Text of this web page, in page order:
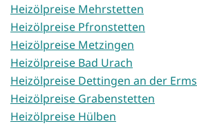
Heizölpreise Mehrstetten
Heizölpreise Pfronstetten
Heizölpreise Metzingen
Heizölpreise Bad Urach
Heizölpreise Dettingen an der Erms
Heizölpreise Grabenstetten
Heizölpreise Hülben